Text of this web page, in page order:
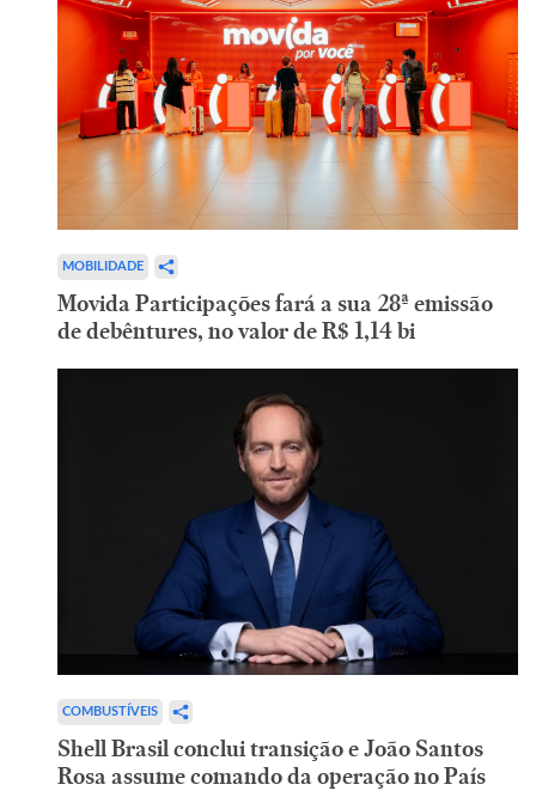
MOBILIDADE
Movida Participações fará a sua 28ª emissão
de debêntures, no valor de R$ 1,14 bi
COMBUSTÍVEIS
Shell Brasil conclui transição e João Santos
Rosa assume comando da operação no País